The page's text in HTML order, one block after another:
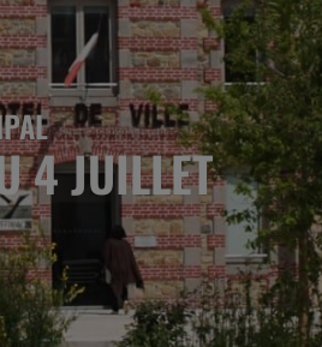
4 JUILLET